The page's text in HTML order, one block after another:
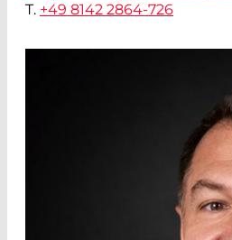
T. +49 8142 2864-726